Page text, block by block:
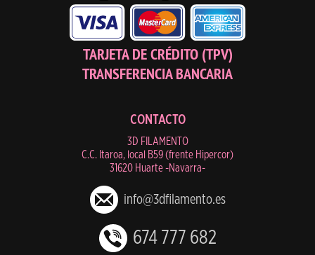
TARJETA DE CRÉDITO (TPV)
TRANSFERENCIA BANCARIA
CONTACTO
3D FILAMENTO
C.C. Itaroa, local B59 (frente Hipercor)
31620 Huarte -Navarra-
info@3dfilamento.es
674 777 682